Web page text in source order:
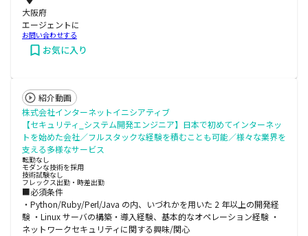
大阪府
エージェントに
お問い合わせする
お気に入り
紹介動画
株式会社インターネットイニシアティブ
【セキュリティ_システム開発エンジニア】日本で初めてインターネッ
トを始めた会社／フルスタックな経験を積むことも可能／様々な業界を
支える多様なサービス
転勤なし
モダンな技術を採用
技術試験なし
フレックス出勤・時差出勤
■必須条件
・Python/Ruby/Perl/Java の内、いづれかを用いた 2 年以上の開発経
験 ・Linux サーバの構築・導入経験、基本的なオペレーション経験 ・
ネットワークセキュリティに関する興味/関心